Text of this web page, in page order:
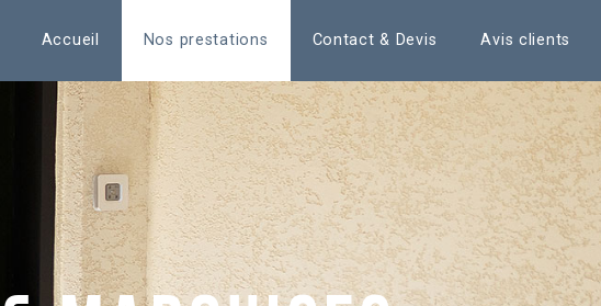
Accueil Nos prestations Contact & Devis Avis clients